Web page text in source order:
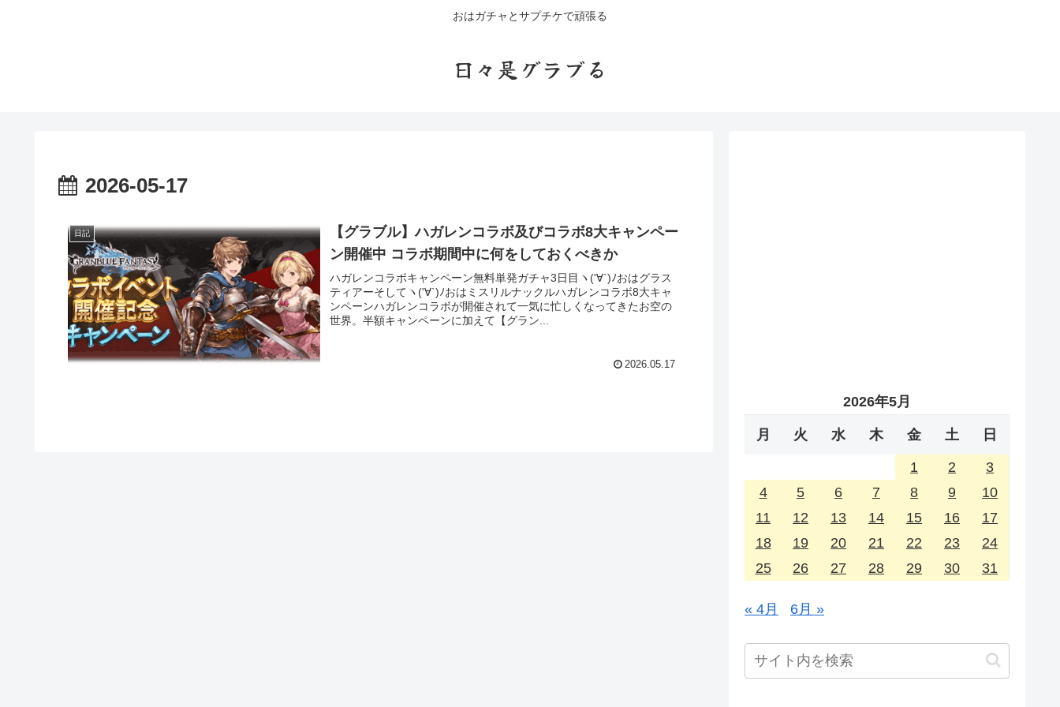
おはガチャとサプチケで頑張る
日々是グラブる
2026-05-17
日記
【グラブル】ハガレンコラボ及びコラボ8大キャンペー
ン開催中 コラボ期間中に何をしておくべきか
ハガレンコラボキャンペーン無料単発ガチャ3日目ヽ('∀`)ﾉおはグラス
ティアーそしてヽ('∀`)ﾉおはミスリルナックルハガレンコラボ8大キャ
ンペーンハガレンコラボが開催されて一気に忙しくなってきたお空の
世界。半額キャンペーンに加えて【グラン...
2026.05.17
2026年5月
月 火 水 木 金 土 日
1 2
3
4
5 6 7 8 9
10
11
12 13 14 15 16
17
18
19 20 21 22 23
24
25
26 27 28 29 30 31
« 4月 6月 »